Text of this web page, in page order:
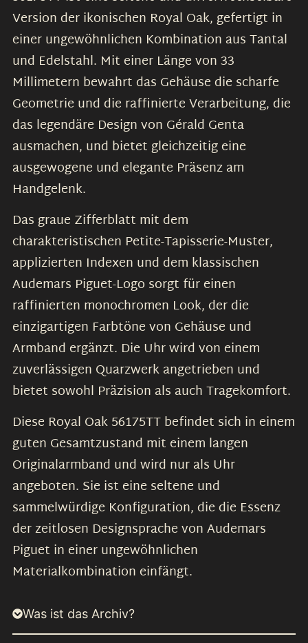
Version der ikonischen Royal Oak, gefertigt in
einer ungewöhnlichen Kombination aus Tantal
und Edelstahl. Mit einer Länge von 33
Millimetern bewahrt das Gehäuse die scharfe
Geometrie und die raffinierte Verarbeitung, die
das legendäre Design von Gérald Genta
ausmachen, und bietet gleichzeitig eine
ausgewogene und elegante Präsenz am
Handgelenk.
Das graue Zifferblatt mit dem
charakteristischen Petite-Tapisserie-Muster,
applizierten Indexen und dem klassischen
Audemars Piguet-Logo sorgt für einen
raffinierten monochromen Look, der die
einzigartigen Farbtöne von Gehäuse und
Armband ergänzt. Die Uhr wird von einem
zuverlässigen Quarzwerk angetrieben und
bietet sowohl Präzision als auch Tragekomfort.
Diese Royal Oak 56175TT befindet sich in einem
guten Gesamtzustand mit einem langen
Originalarmband und wird nur als Uhr
angeboten. Sie ist eine seltene und
sammelwürdige Konfiguration, die die Essenz
der zeitlosen Designsprache von Audemars
Piguet in einer ungewöhnlichen
Materialkombination einfängt.
Was ist das Archiv?